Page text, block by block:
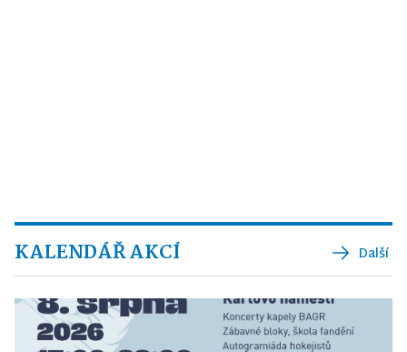
KALENDÁŘ AKCÍ Další